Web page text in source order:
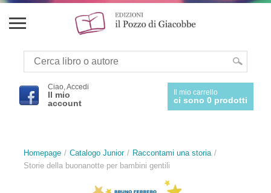
Ciao, Accedi
Il mio
account
Il mio carrello
ci sono 0 prodotti
Homepage Catalogo Junior
Raccontami una storia
Storie della buonanotte per bambini gentili